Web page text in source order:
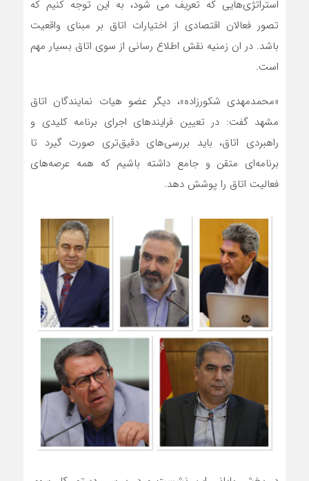
استراتژی‌هایی که تعریف می شود، به این توجه کنیم که
تصور فعالان اقتصادی از اختیارات اتاق بر مبنای واقعیت
باشد. در ان زمنیه نقش اطلاع رسانی از سوی اتاق بسیار مهم
است.
«محمدمهدی شکورزاده»، دیگر عضو هیات نمایندگان اتاق
مشهد گفت: در تعیین فرایندهای اجرای برنامه کلیدی و
راهبردی اتاق، باید بررسی‌های دقیق‌تری صورت گیرد تا
برنامه‌ای متقن و جامع داشته باشیم که همه عرصه‌های
فعالیت اتاق را پوشش دهد.